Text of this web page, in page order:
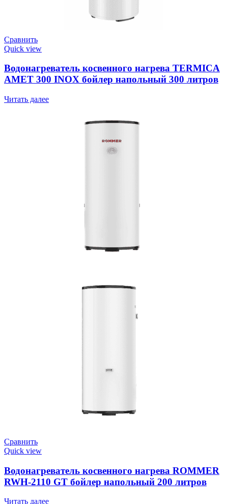
Сравнить
Quick view
Водонагреватель косвенного нагрева TERMICA
AMET 300 INOX бойлер напольный 300 литров
Читать далее
Сравнить
Quick view
Водонагреватель косвенного нагрева ROMMER
RWH-2110 GT бойлер напольный 200 литров
Читать далее